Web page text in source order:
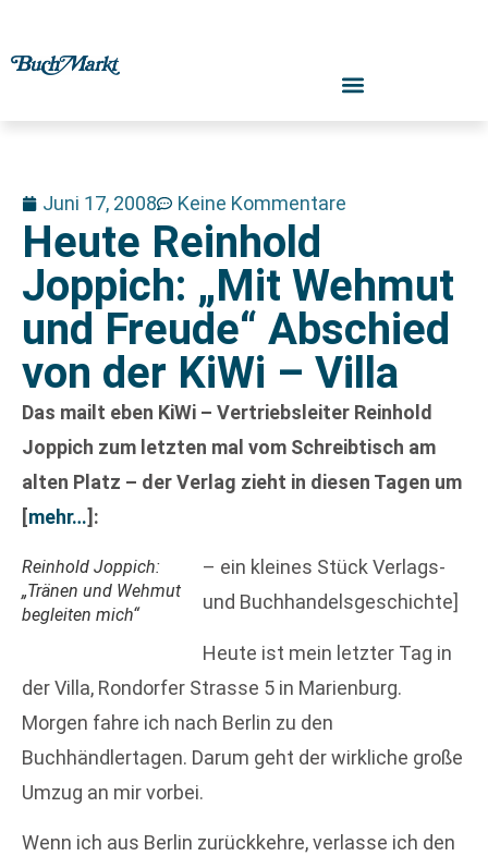
Juni 17, 2008 Keine Kommentare
Heute Reinhold
Joppich: „Mit Wehmut
und Freude“ Abschied
von der KiWi – Villa
Das mailt eben KiWi – Vertriebsleiter Reinhold
Joppich zum letzten mal vom Schreibtisch am
alten Platz – der Verlag zieht in diesen Tagen um
[mehr…] :
Reinhold Joppich:
„Tränen und Wehmut
begleiten mich“
– ein kleines Stück Verlags-
und Buchhandelsgeschichte]
Heute ist mein letzter Tag in
der Villa, Rondorfer Strasse 5 in Marienburg.
Morgen fahre ich nach Berlin zu den
Buchhändlertagen. Darum geht der wirkliche große
Umzug an mir vorbei.
Wenn ich aus Berlin zurückkehre, verlasse ich den